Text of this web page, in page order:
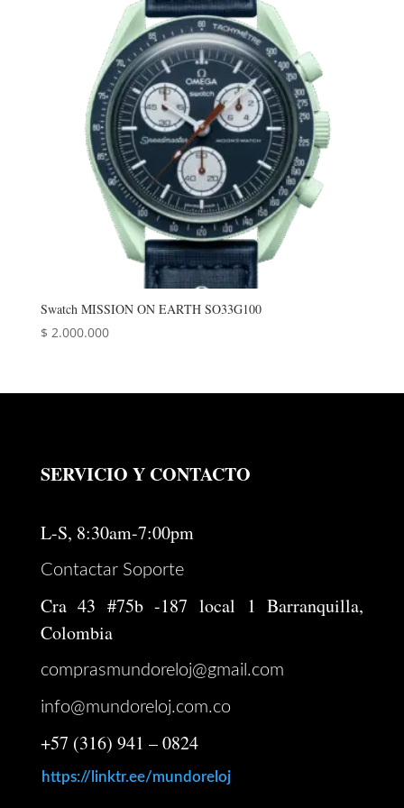
Swatch MISSION ON EARTH SO33G100
$ 2.000.000
SERVICIO Y CONTACTO
L-S, 8:30am-7:00pm
Contactar Soporte
Cra 43 #75b -187 local 1 Barranquilla,
Colombia
comprasmundoreloj@gmail.com
info@mundoreloj.com.co
+57 (316) 941 – 0824
https://linktr.ee/mundoreloj